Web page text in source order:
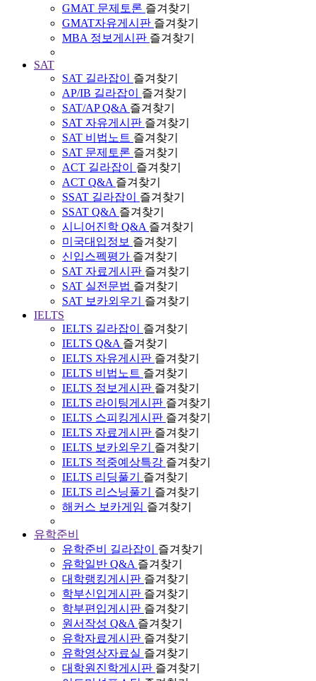
GMAT 문제토론 즐겨찾기
GMAT자유게시판 즐겨찾기
MBA 정보게시판 즐겨찾기
SAT
SAT 길라잡이
즐겨찾기
AP/IB 길라잡이
즐겨찾기
SAT/AP Q&A 즐겨찾기
SAT 자유게시판 즐겨찾기
SAT 비법노트 즐겨찾기
SAT 문제토론 즐겨찾기
ACT 길라잡이
즐겨찾기
ACT Q&A 즐겨찾기
SSAT 길라잡이
즐겨찾기
SSAT Q&A 즐겨찾기
시니어진학 Q&A 즐겨찾기
미국대입정보 즐겨찾기
신입스펙평가 즐겨찾기
SAT 자료게시판 즐겨찾기
SAT 실전문법 즐겨찾기
SAT 보카외우기
즐겨찾기
IELTS
IELTS 길라잡이
즐겨찾기
IELTS Q&A 즐겨찾기
IELTS 자유게시판 즐겨찾기
IELTS 비법노트 즐겨찾기
IELTS 정보게시판 즐겨찾기
IELTS 라이팅게시판 즐겨찾기
IELTS 스피킹게시판 즐겨찾기
IELTS 자료게시판 즐겨찾기
IELTS 보카외우기
즐겨찾기
IELTS 적중예상특강 즐겨찾기
IELTS 리딩풀기
즐겨찾기
IELTS 리스닝풀기
즐겨찾기
해커스 보카게임 즐겨찾기
유학준비
유학준비 길라잡이
즐겨찾기
유학일반 Q&A 즐겨찾기
대학랭킹게시판 즐겨찾기
학부신입게시판 즐겨찾기
학부편입게시판 즐겨찾기
원서작성 Q&A 즐겨찾기
유학자료게시판 즐겨찾기
유학영상자료실 즐겨찾기
대학원진학게시판 즐겨찾기